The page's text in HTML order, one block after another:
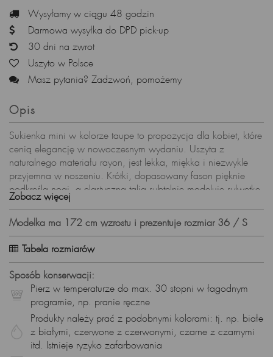
Wysyłamy w ciągu 48 godzin
Darmowa wysyłka do DPD pick-up
30 dni na zwrot
Uszyto w Polsce
Masz pytania? Zadzwoń, pomożemy
Opis
Sukienka mini w kolorze taupe to propozycja dla kobiet, które
cenią elegancję w nowoczesnym wydaniu. Uszyta z
naturalnego materiału rayon, jest lekka, miękka i niezwykle
przyjemna w noszeniu. Krótki, dopasowany fason pięknie
podkreśla nogi, a elastyczna talia subtelnie modeluje sylwetkę.
Długie bufiaste rękawy nadają całości charakteru, a dekolt w
serek dodaje kobiecej lekkości, czyniąc sukienkę idealną na
sezon jesień–zima.
Dlaczego warto wybrać tę sukienkę mini taupe?
elegancki i modny kolor taupe – ponadczasowy i uniwersalny,
fason mini – subtelnie podkreśla nogi,
dopasowana talia – kobiece proporcje i wygoda,
dekolt w serek – klasyka i kobiecy akcent,
naturalny materiał rayon – komfort noszenia przez cały dzień,
długie bufiaste rękawy z mankietami,
krótki krój – idealny na jesienno-zimowe stylizacje.
Zobacz więcej
Modelka ma 172 cm wzrostu i prezentuje rozmiar 36 / S
Tabela rozmiarów
Sposób konserwacji:
Pierz w temperaturze do max. 30 stopni w łagodnym
programie, np. pranie ręczne
Produkty należy prać z podobnymi kolorami: tj. np. białe
z białymi, czerwone z czerwonymi, czarne z czarnymi
itd. Istnieje ryzyko zafarbowania